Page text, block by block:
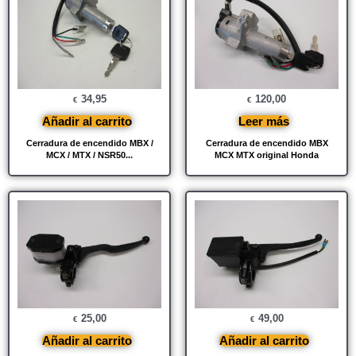
Cerradura de encendido MBX /
MCX / MTX / NSR50...
€ 34,95
Añadir al carrito
Cerradura de encendido MBX
MCX MTX original Honda
€ 120,00
Leer más
€ 25,00
Añadir al carrito
€ 49,00
Añadir al carrito